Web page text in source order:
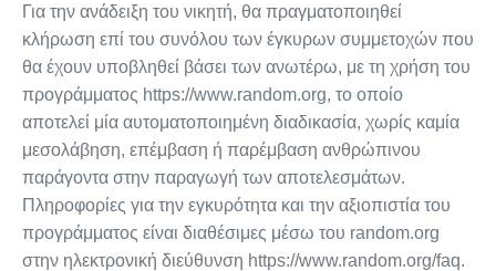
Για την ανάδειξη του νικητή, θα πραγματοποιηθεί
κλήρωση επί του συνόλου των έγκυρων συμμετοχών που
θα έχουν υποβληθεί βάσει των ανωτέρω, με τη χρήση του
προγράμματος https://www.random.org, το οποίο
αποτελεί μία αυτοματοποιημένη διαδικασία, χωρίς καμία
μεσολάβηση, επέμβαση ή παρέμβαση ανθρώπινου
παράγοντα στην παραγωγή των αποτελεσμάτων.
Πληροφορίες για την εγκυρότητα και την αξιοπιστία του
προγράμματος είναι διαθέσιμες μέσω του random.org
στην ηλεκτρονική διεύθυνση https://www.random.org/faq.